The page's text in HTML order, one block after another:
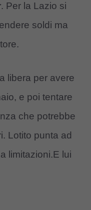
. Per la Lazio si
soldi ma
libera per avere
e poi tentare
che potrebbe
Lotito punta ad
limitazioni.E lui